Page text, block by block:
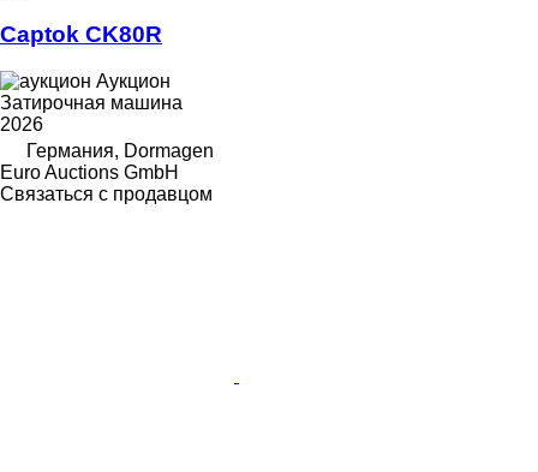
Captok CK80R
Аукцион
Затирочная машина
2026
Германия, Dormagen
Euro Auctions GmbH
Связаться с продавцом